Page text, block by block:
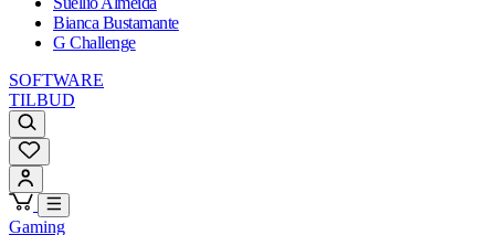
Bianca Bustamante
G Challenge
SOFTWARE
TILBUD
Gaming